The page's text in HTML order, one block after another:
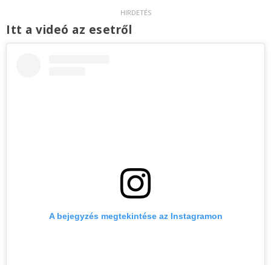
Itt a videó az esetről
A bejegyzés megtekintése az Instagramon